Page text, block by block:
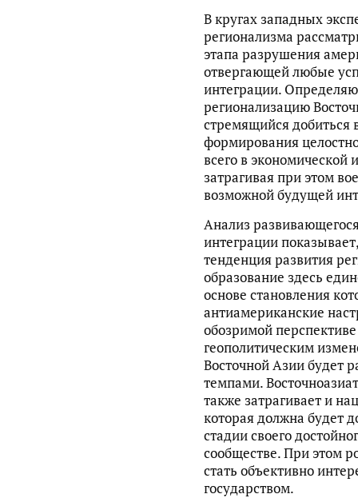
В кругах западных
регионализма
этапа разрушения
отвергающей любые
интеграции.
регионализацию
стремящийся добиться
формирования
всего в экономической
затрагивая при этом
возможной будущей
Анализ
интеграции
тенденция развития
образование здесь
основе становления
антиамериканские
обозримой
геополитическим
Восточной Азии будет
темпами.
также затрагивает и
которая должна будет
стадии своего
сообществе. При этом
стать объективно
государством.